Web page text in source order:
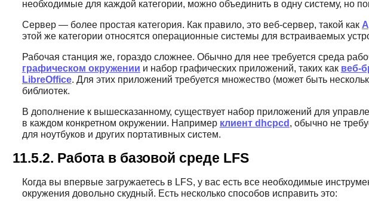
необходимые для каждой категории, можно объединить в одну систему, но
Сервер — более простая категория. Как правило, это веб-сервер, такой как
этой же категории относятся операционные системы для встраиваемых
Рабочая станция же, гораздо сложнее. Обычно для нее требуется среда
графическом окружении и набор графических приложений, таких как веб-
LibreOffice. Для этих приложений требуется множество (может быть
библиотек.
В дополнение к вышесказанному, существует набор приложений для
в каждом конкретном окружении. Например клиент dhcpcd , обычно не
для ноутбуков и других портативных систем.
11.5.2. Работа в базовой среде LFS
Когда вы впервые загружаетесь в LFS, у вас есть все необходимые
окружения довольно скудный. Есть несколько способов исправить это: